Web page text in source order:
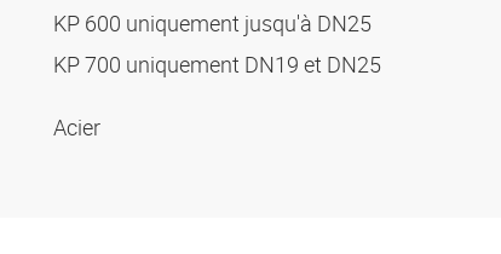
KP 600 uniquement jusqu'à DN25
KP 700 uniquement DN19 et DN25
Acier